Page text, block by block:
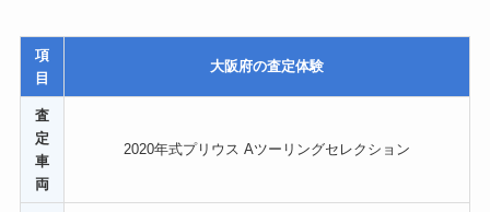
項
目
大阪府の査定体験
査
定
車
両
2020年式プリウス Aツーリングセレクション